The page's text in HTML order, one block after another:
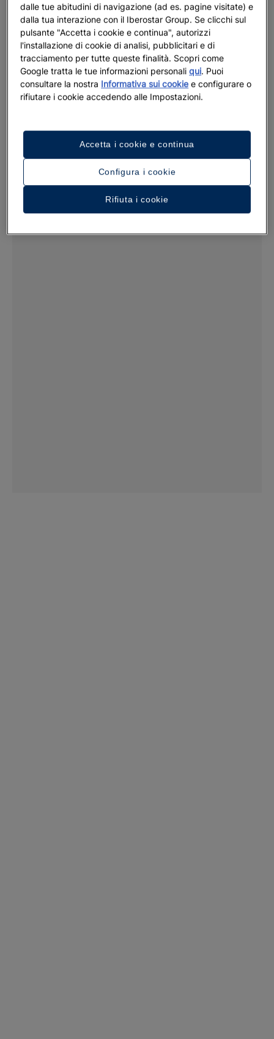
Sconti fino al 30% presso hotel selezionati
Offerte dell’ultimo minuto
Scoprire di più
Sconti fino al
Nuovo hotel:
Scoprire di più
dalle tue abitudini di navigazione (ad es. pagine visitate) e
dalla tua interazione con il Iberostar Group. Se clicchi sul
pulsante "Accetta i cookie e continua", autorizzi
l'installazione di cookie di analisi, pubblicitari e di
tracciamento per tutte queste finalità. Scopri come
Google tratta le tue informazioni personaliqui. Puoi
consultare la nostra Informativa sui cookie e configurare o
rifiutare i cookie accedendo alle Impostazioni.
Configura i cookie
Rifiuta i cookie
Accetta i cookie e continua